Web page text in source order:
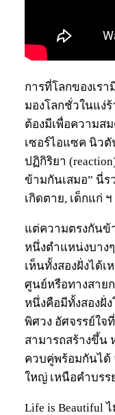
การที่โลกของเร
มองโลกชั่วในแง่
ต้องมีเพื่อความส
เซอร์ไอแซค นิวตั
ปฏิกิริยา
ข้ามกันเสมอ” นี่
เกิดตาย, เด็กแก่
แต่ความตรงกันข้
หนึ่งตำแหน่งบาง
เห็นทั้งสองฝั่งได้
ศูนย์หรือทางสาย
หนึ่งคือมีทั้งสองฝั่
พิศวง อัศจรรย์ใจ
สามารถสร้างขึ้น
ควบคู่พร้อมกันได้
ใหญ่ เหนือคำบรร
Life is Beautiful